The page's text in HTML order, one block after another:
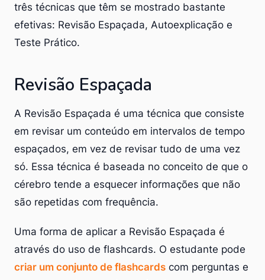
três técnicas que têm se mostrado bastante
efetivas: Revisão Espaçada, Autoexplicação e
Teste Prático.
Revisão Espaçada
A Revisão Espaçada é uma técnica que consiste
em revisar um conteúdo em intervalos de tempo
espaçados, em vez de revisar tudo de uma vez
só. Essa técnica é baseada no conceito de que o
cérebro tende a esquecer informações que não
são repetidas com frequência.
Uma forma de aplicar a Revisão Espaçada é
através do uso de flashcards. O estudante pode
criar um conjunto de flashcards com perguntas e